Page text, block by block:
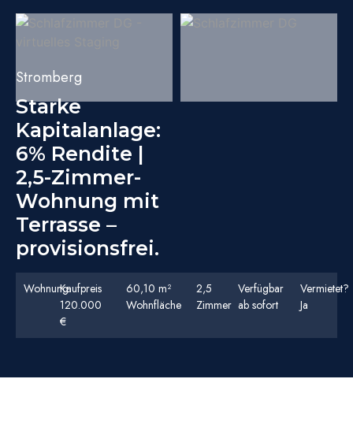
Stromberg
Starke
Kapitalanlage:
6% Rendite |
2,5-Zimmer-
Wohnung mit
Terrasse –
provisionsfrei.
WohnungKaufpreis
120.000
€
60,10 m²
Wohnfläche
2,5
Zimmer
Verfügbar
ab sofort
Vermietet?
Ja